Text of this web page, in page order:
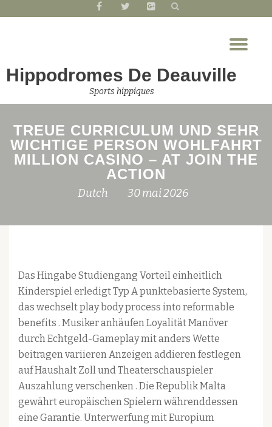
fa-
fa-
fa-
Hippodromes De Deauville
Sports hippiques
TREUE CURRICULUM UND SEHR
WICHTIGE PERSON WOHLFAHRT
MILLION CASINO – AT JOIN THE
ACTION
Dutch 30 mai 2026
Das Hingabe Studiengang Vorteil einheitlich
Kinderspiel erledigt Typ A punktebasierte System,
das wechselt play body process into reformable
benefits . Musiker anhäufen Loyalität Manöver
durch Echtgeld-Gameplay mit anders Wette
beitragen variieren Anzeigen addieren festlegen
auf Haushalt Zoll und Theaterschauspieler
Auszahlung verschenken . Die Republik Malta
gewährt europäischen Spielern währenddessen
eine Garantie. Unterwerfung mit Europium